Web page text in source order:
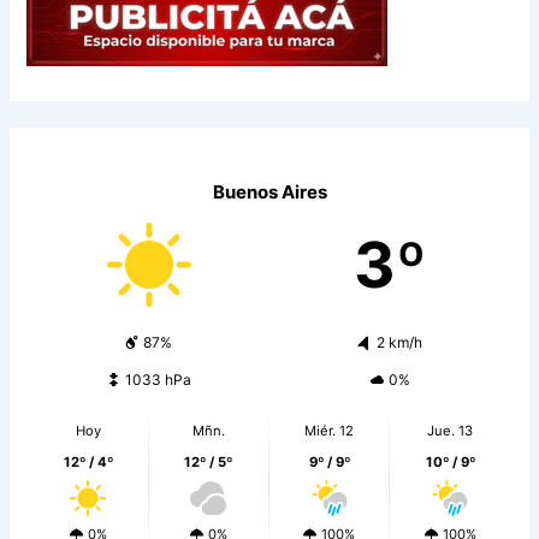
Buenos Aires
3º
87% 2 km/h
1033 hPa 0%
Hoy
12º / 4º
0%
Mñn.
12º / 5º
0%
Miér. 12
9º / 9º
100%
Jue. 13
10º / 9º
100%